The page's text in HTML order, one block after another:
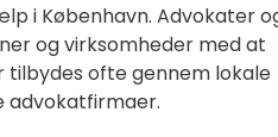
i København. Advokater
og virksomheder med at
tilbydes ofte gennem lokale
advokatfirmaer.